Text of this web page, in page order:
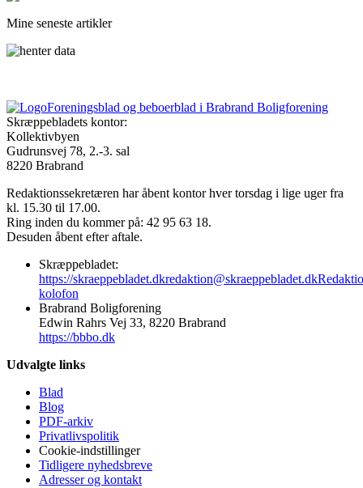
Mine seneste artikler
Foreningsblad og beboerblad i Brabrand Boligforening
Skræppebladets kontor:
Kollektivbyen
Gudrunsvej 78, 2.-3. sal
8220 Brabrand
Redaktionssekretæren har åbent kontor hver torsdag i lige uger fra
kl. 15.30 til 17.00.
Ring inden du kommer på: 42 95 63 18.
Desuden åbent efter aftale.
Skræppebladet:
https://skraeppebladet.dkredaktion@skraeppebladet.dk
kolofon
Brabrand Boligforening
Edwin Rahrs Vej 33, 8220 Brabrand
https://bbbo.dk
Udvalgte links
Blad
Blog
PDF-arkiv
Privatlivspolitik
Cookie-indstillinger
Tidligere nyhedsbreve
Adresser og kontakt